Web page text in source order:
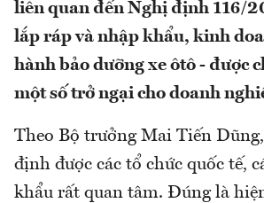
liên quan đến Nghị định 116/
lắp ráp và nhập khẩu, kinh
hành bảo dưỡng xe ôtô - được
một số trở ngại cho doanh
Theo Bộ trưởng Mai Tiến
định được các tổ chức quốc tế,
khẩu rất quan tâm. Đúng là